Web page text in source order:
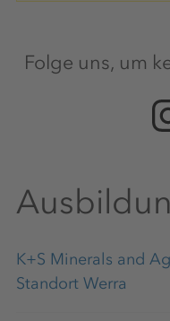
Folge uns, um
K+S Minerals and
Standort Werra